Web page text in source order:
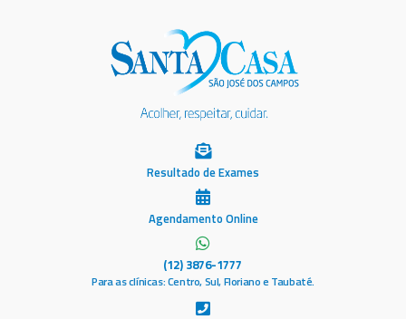
Resultado de Exames
Agendamento Online
(12) 3876-1777
Para as clínicas: Centro, Sul, Floriano e Taubaté.